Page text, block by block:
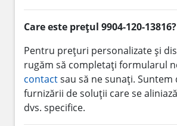
Care este prețul 9904-120-13816?
Pentru prețuri personalizate și
rugăm să completați formularul
contactsau să ne sunați. Suntem
furnizării de soluții care se
dvs. specifice.